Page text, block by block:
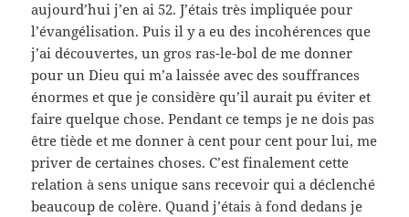
aujourd’hui j’en ai 52. J’étais très impliquée pour
l’évangélisation. Puis il y a eu des incohérences que
j’ai découvertes, un gros ras-le-bol de me donner
pour un Dieu qui m’a laissée avec des souffrances
énormes et que je considère qu’il aurait pu éviter et
faire quelque chose. Pendant ce temps je ne dois pas
être tiède et me donner à cent pour cent pour lui, me
priver de certaines choses. C’est finalement cette
relation à sens unique sans recevoir qui a déclenché
beaucoup de colère. Quand j’étais à fond dedans je